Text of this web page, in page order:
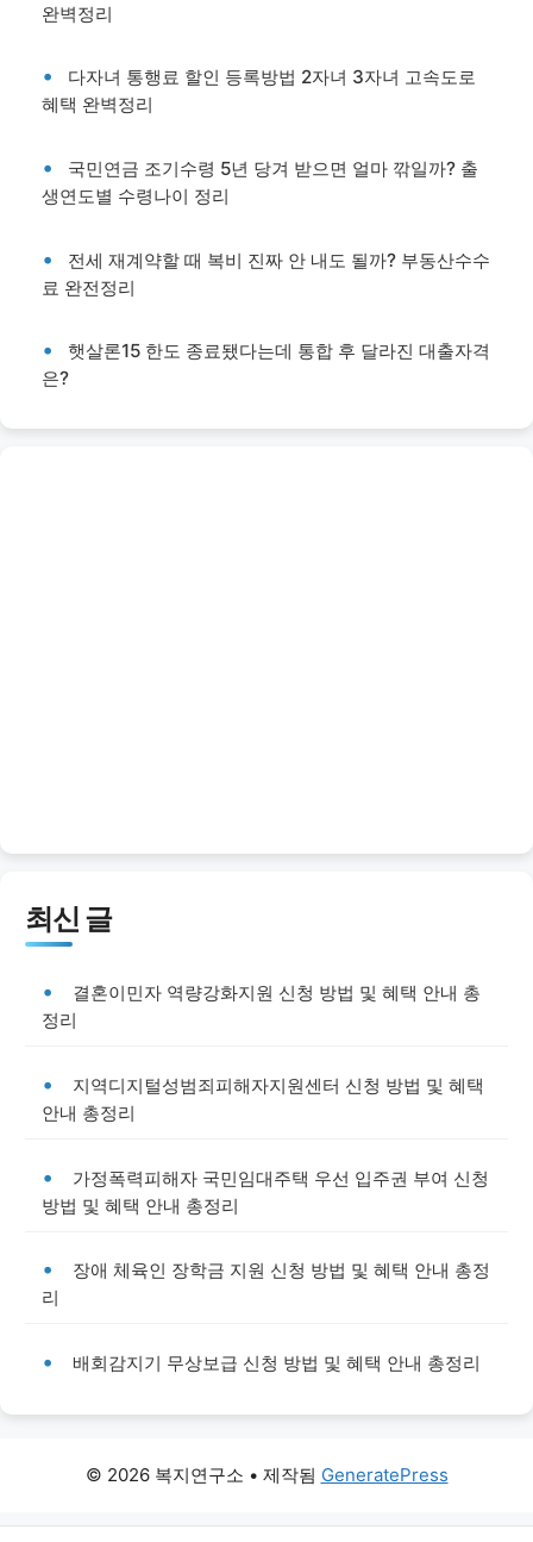
완벽정리
다자녀 통행료 할인 등록방법 2자녀 3자녀 고속도로
혜택 완벽정리
국민연금 조기수령 5년 당겨 받으면 얼마 깎일까? 출
생연도별 수령나이 정리
전세 재계약할 때 복비 진짜 안 내도 될까? 부동산수수
료 완전정리
햇살론15 한도 종료됐다는데 통합 후 달라진 대출자격
은?
최신 글
결혼이민자 역량강화지원 신청 방법 및 혜택 안내 총
정리
지역디지털성범죄피해자지원센터 신청 방법 및 혜택
안내 총정리
가정폭력피해자 국민임대주택 우선 입주권 부여 신청
방법 및 혜택 안내 총정리
장애 체육인 장학금 지원 신청 방법 및 혜택 안내 총정
리
배회감지기 무상보급 신청 방법 및 혜택 안내 총정리
© 2026 복지연구소 • 제작됨 GeneratePress